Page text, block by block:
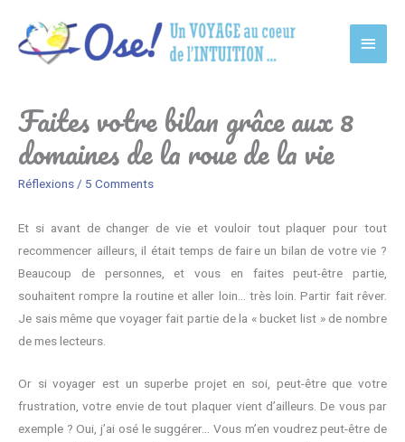
Main
Faites votre bilan grâce aux 8
domaines de la roue de la vie
Réflexions / 5 Comments
Et si avant de changer de vie et vouloir tout plaquer pour tout
recommencer ailleurs, il était temps de faire un bilan de votre vie ?
Beaucoup de personnes, et vous en faites peut-être partie,
souhaitent rompre la routine et aller loin… très loin. Partir fait rêver.
Je sais même que voyager fait partie de la « bucket list » de nombre
de mes lecteurs.
Or si voyager est un superbe projet en soi, peut-être que votre
frustration, votre envie de tout plaquer vient d’ailleurs. De vous par
exemple ? Oui, j’ai osé le suggérer… Vous m’en voudrez peut-être de